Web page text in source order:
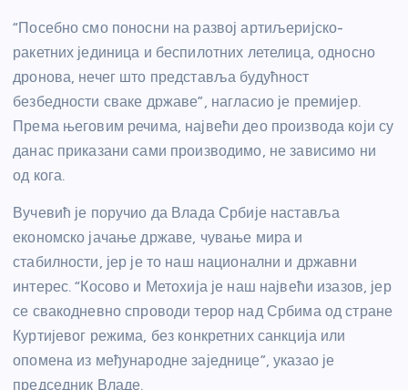
“Посебно смо поносни на развој артиљеријско-
ракетних јединица и беспилотних летелица, односно
дронова, нечег што представља будућност
безбедности сваке државе”, нагласио је премијер.
Према његовим речима, највећи део производа који су
данас приказани сами производимо, не зависимо ни
од кога.
Вучевић је поручио да Влада Србије наставља
економско јачање државе, чување мира и
стабилности, јер је то наш национални и државни
интерес. “Косово и Метохија је наш највећи изазов, јер
се свакодневно спроводи терор над Србима од стране
Куртијевог режима, без конкретних санкција или
опомена из међународне заједнице”, указао је
председник Владе.